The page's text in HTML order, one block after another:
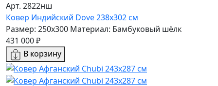
Арт. 2822нш
Ковер Индийский Dove 238x302 см
Размер: 250x300 Материал: Бамбуковый шёлк
431 000 ₽
В корзину